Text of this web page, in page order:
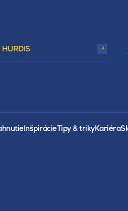
InšpirácieTipy & trikyKariéra